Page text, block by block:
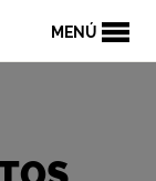
MENÚ